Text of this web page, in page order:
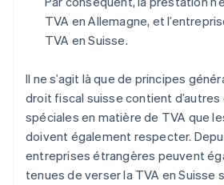
TVA en Allemagne, et
TVA en Suisse.
Il ne s’agit là que de principes
droit fiscal suisse contient
spéciales en matière de TVA que
doivent également respecter.
entreprises étrangères peuvent
tenues de verser la TVA en Suisse